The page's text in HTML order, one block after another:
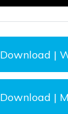
Download |
Download |